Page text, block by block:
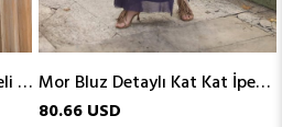
Haki Taşlanmış Sırt Dekolteli Volanlı Mini Elbise
Mor Bluz Detaylı Kat Kat İpek Elbise
80.66 USD